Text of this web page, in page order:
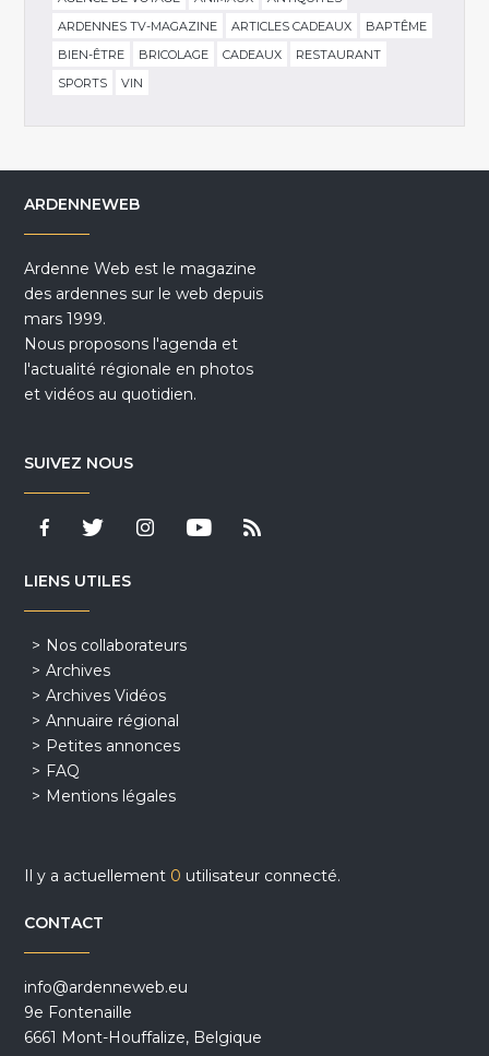
ARDENNES TV-MAGAZINE
ARTICLES CADEAUX
BAPTÊME
BIEN-ÊTRE
BRICOLAGE CADEAUX
RESTAURANT
SPORTS
VIN
ARDENNEWEB
Ardenne Web est le magazine
des ardennes sur le web depuis
mars 1999.
Nous proposons l'agenda et
l'actualité régionale en photos
et vidéos au quotidien.
SUIVEZ NOUS
LIENS UTILES
Nos collaborateurs
Archives
Archives Vidéos
Annuaire régional
Petites annonces
FAQ
Mentions légales
Il y a actuellement 0 utilisateur connecté.
CONTACT
info@ardenneweb.eu
9e Fontenaille
6661 Mont-Houffalize, Belgique